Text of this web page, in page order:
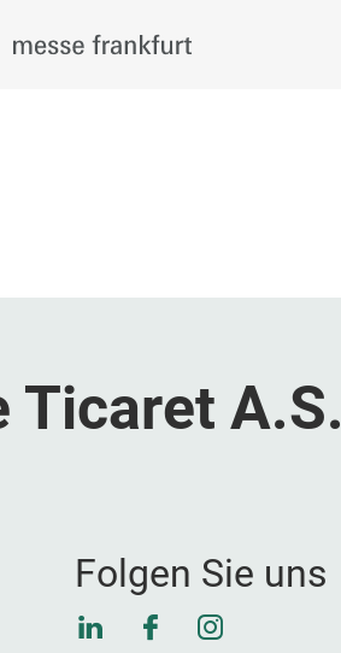
Ticaret A.S.
Folgen Sie uns
LinkedInFacebookInstagram